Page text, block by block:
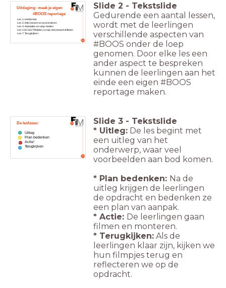
Uitdaging: maak je eigen
#BOOS reportage
Les 1: Het format
Les 2: Interviewen en presenteren
Les 3: Animaties en stop-motion
Les 4 & 5 & 6: Filmplan, script, storyboard & filmen
Les 7: Terugkijken
Slide 2 - Tekstslide
Gedurende een aantal lessen,
wordt met de leerlingen
verschillende aspecten van
#BOOS onder de loep
genomen. Door elke les een
ander aspect te bespreken
kunnen de leerlingen aan het
einde een eigen #BOOS
reportage maken.
De lesfases:
Uitleg
Plan bedenken
Actie!
Terugkijken
Slide 3 - Tekstslide
* Uitleg: De les begint met
een uitleg van het
onderwerp, waar veel
voorbeelden aan bod komen.
* Plan bedenken: Na de
uitleg krijgen de leerlingen
de opdracht en bedenken ze
een plan van aanpak.
* Actie: De leerlingen gaan
filmen en monteren.
* Terugkijken: Als de
leerlingen klaar zijn, kijken we
hun filmpjes terug en
reflecteren we op de
opdracht.